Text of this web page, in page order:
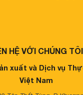
HỆ VỚI CHÚNG TÔI
xuất và Dịch vụ
Việt Nam